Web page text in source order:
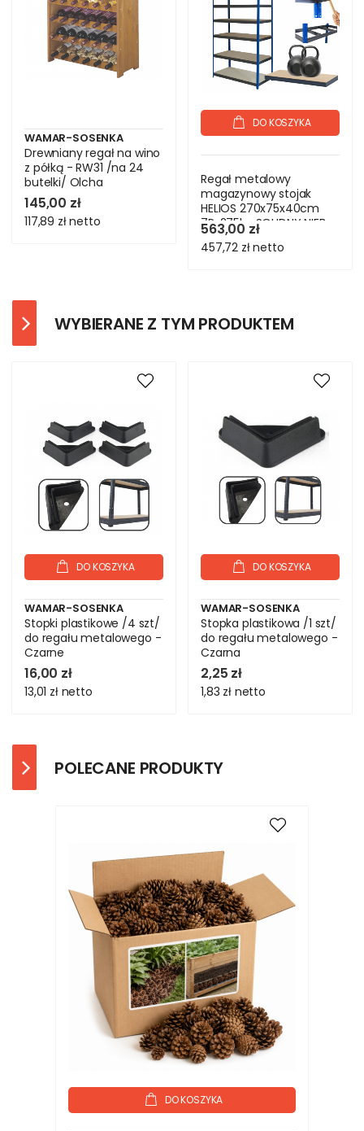
WAMAR-SOSENKA
Drewniany regał na wino
z półką - RW31 /na 24
butelki/ Olcha
145,00 zł
117,89 złnetto
DO KOSZYKA
Regał metalowy
magazynowy stojak
HELIOS 270x75x40cm
7Px275kg SOLIDNY NIEB
563,00 zł
457,72 złnetto
WYBIERANE Z TYM PRODUKTEM
DO KOSZYKA
WAMAR-SOSENKA
Stopki plastikowe /4 szt/
do regału metalowego -
Czarne
16,00 zł
13,01 zł netto
DO KOSZYKA
WAMAR-SOSENKA
Stopka plastikowa /1 szt/
do regału metalowego -
Czarna
2,25 zł
1,83 zł netto
POLECANE PRODUKTY
DO KOSZYKA